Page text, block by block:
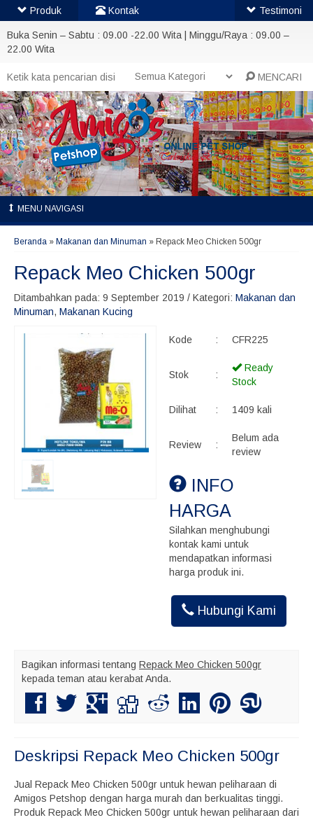
Buka Senin – Sabtu : 09.00 -22.00 Wita | Minggu/Raya : 09.00 –
22.00 Wita
MENCARI
MENU NAVIGASI
Beranda » Makanan dan Minuman » Repack Meo Chicken 500gr
Repack Meo Chicken 500gr
Ditambahkan pada: 9 September 2019 / Kategori: Makanan dan
Minuman, Makanan Kucing
Kode : CFR225
Stok :
Ready
Stock
Dilihat : 1409 kali
Review :
Belum ada
review
INFO
HARGA
Silahkan menghubungi
kontak kami untuk
mendapatkan informasi
harga produk ini.
Hubungi Kami
Bagikan informasi tentang Repack Meo Chicken 500gr
kepada teman atau kerabat Anda.
Deskripsi Repack Meo Chicken 500gr
Jual Repack Meo Chicken 500gr untuk hewan peliharaan di
Amigos Petshop dengan harga murah dan berkualitas tinggi.
Produk Repack Meo Chicken 500gr untuk hewan peliharaan dari
Produk Kontak Testimoni